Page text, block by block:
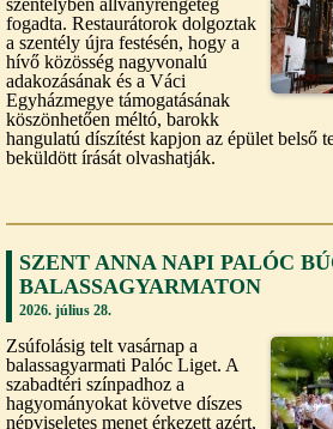
fogadta. Restaurátorok dolgoztak
a szentély újra festésén, hogy a
hívő közösség nagyvonalú
adakozásának és a Váci
Egyházmegye támogatásának
köszönhetően méltó, barokk
hangulatú díszítést kapjon az épület belső
beküldött írását olvashatják.
SZENT ANNA NAPI PALÓC
BALASSAGYARMATON
2026. július 28.
Zsúfolásig telt vasárnap a
balassagyarmati Palóc Liget. A
szabadtéri színpadhoz a
hagyományokat követve díszes
népviseletes menet érkezett azért,